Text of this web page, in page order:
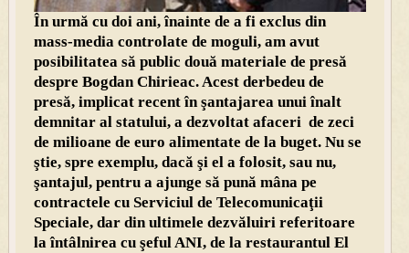
În urmă cu doi ani, înainte de a fi exclus din
mass-media controlate de moguli, am avut
posibilitatea să public două materiale de presă
despre Bogdan Chirieac. Acest derbedeu de
presă, implicat recent în şantajarea unui înalt
demnitar al statului, a dezvoltat afaceri de zeci
de milioane de euro alimentate de la buget. Nu se
ştie, spre exemplu, dacă şi el a folosit, sau nu,
şantajul, pentru a ajunge să pună mâna pe
contractele cu Serviciul de Telecomunicaţii
Speciale, dar din ultimele dezvăluiri referitoare
la întâlnirea cu şeful ANI, de la restaurantul El